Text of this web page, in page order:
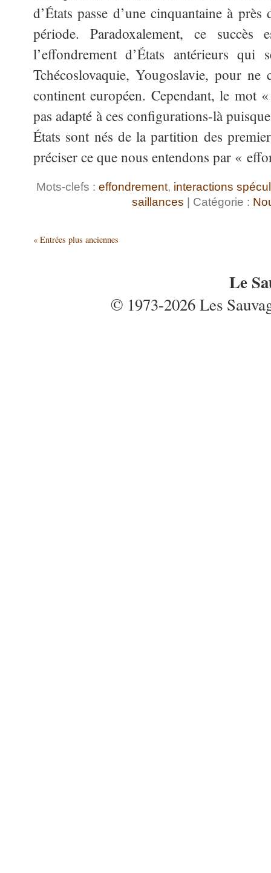
d’États passe d’une cinquantaine à
période. Paradoxalement, ce succès
l’effondrement d’États antérieurs
Tchécoslovaquie, Yougoslavie, pour
continent européen. Cependant, le mot
pas adapté à ces configurations-là
États sont nés de la partition des
préciser ce que nous entendons par «
Mots-clefs : effondrement, interactions
saillances | Catégorie :
« Entrées plus anciennes
Le
© 1973-2026 Les